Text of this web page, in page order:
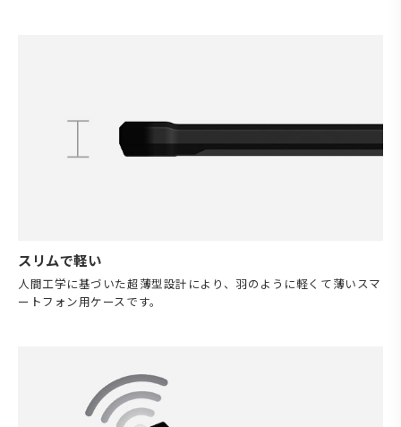
スリムで軽い
人間工学に基づいた超薄型設計により、羽のように軽くて薄いスマ
ートフォン用ケースです。